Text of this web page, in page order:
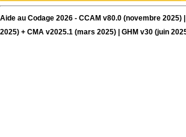
Aide au Codage 2026 - CCAM v80.0 (novembre 2025)
2025) + CMA v2025.1 (mars 2025) | GHM v30 (juin